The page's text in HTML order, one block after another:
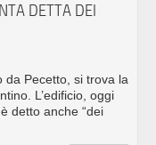
DETTA DEI
da Pecetto, si trova la
L’edificio, oggi
detto anche “dei